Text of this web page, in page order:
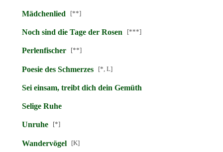
Mädchenlied [**]
Noch sind die Tage der Rosen [***]
Perlenfischer[**]
Poesie des Schmerzes[*, L]
Sei einsam, treibt dich dein Gemüth
Selige Ruhe
Unruhe[*]
Wandervögel[K]